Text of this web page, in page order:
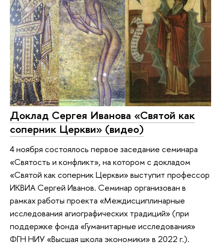
Доклад Сергея Иванова «Святой как
соперник Церкви» (видео)
4 ноября состоялось первое заседание семинара
«Святость и конфликт», на котором с докладом
«Святой как соперник Церкви» выступит профессор
ИКВИА Сергей Иванов. Семинар организован в
рамках работы проекта «Междисциплинарные
исследования агиографических традиций» (при
поддержке фонда «Гуманитарные исследования»
ФГН НИУ «Высшая школа экономики» в 2022 г.).